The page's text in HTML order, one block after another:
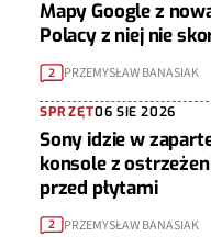
Mapy Google z
Polacy z niej nie
2 PRZEMYSŁAW BANASIAK
SPRZĘT06 SIE 2026
Sony idzie w
konsole z
przed płytami
2 PRZEMYSŁAW BANASIAK